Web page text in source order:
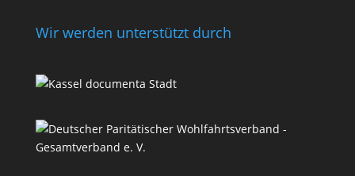
Wir werden unterstützt durch